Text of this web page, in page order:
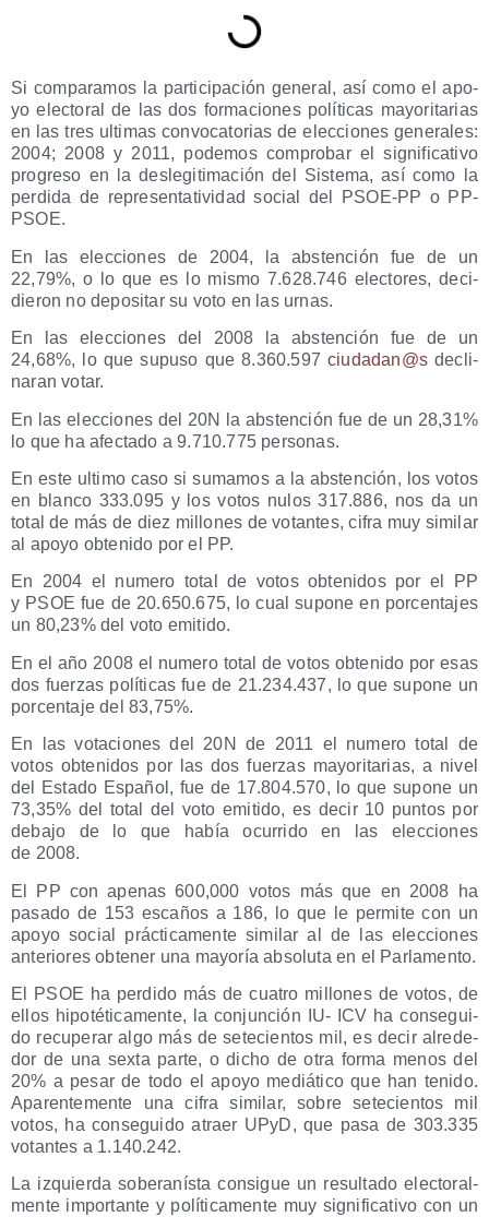
Si com­pa­ra­mos la par­ti­ci­pa­ción gene­ral, así como el apo­
yo elec­to­ral de las dos for­ma­cio­nes polí­ti­cas mayo­ri­ta­rias
en las tres ulti­mas con­vo­ca­to­rias de elec­cio­nes gene­ra­les:
2004; 2008 y 2011, pode­mos com­pro­bar el sig­ni­fi­ca­ti­vo
pro­gre­so en la des­le­gi­ti­ma­ción del Sis­te­ma, así como la
per­di­da de repre­sen­ta­ti­vi­dad social del PSOE-PP o PP-
PSOE.
En las elec­cio­nes de 2004, la abs­ten­ción fue de un
22,79%, o lo que es lo mis­mo 7.628.746 elec­to­res, deci­
die­ron no depo­si­tar su voto en las urnas.
En las elec­cio­nes del 2008 la abs­ten­ción fue de un
24,68%, lo que supu­so que 8.360.597 ciudadan@s decli­
na­ran votar.
En las elec­cio­nes del 20N la abs­ten­ción fue de un 28,31%
lo que ha afec­ta­do a 9.710.775 personas.
En este ulti­mo caso si suma­mos a la abs­ten­ción, los votos
en blan­co 333.095 y los votos nulos 317.886, nos da un
total de más de diez millo­nes de votan­tes, cifra muy simi­lar
al apo­yo obte­ni­do por el PP.
En 2004 el nume­ro total de votos obte­ni­dos por el PP
y PSOE fue de 20.650.675, lo cual supo­ne en por­cen­ta­jes
un 80,23% del voto emitido.
En el año 2008 el nume­ro total de votos obte­ni­do por esas
dos fuer­zas polí­ti­cas fue de 21.234.437, lo que supo­ne un
por­cen­ta­je del 83,75%.
En las vota­cio­nes del 20N de 2011 el nume­ro total de
votos obte­ni­dos por las dos fuer­zas mayo­ri­ta­rias, a nivel
del Esta­do Espa­ñol, fue de 17.804.570, lo que supo­ne un
73,35% del total del voto emi­ti­do, es decir 10 pun­tos por
deba­jo de lo que había ocu­rri­do en las elec­cio­nes
de 2008.
El PP con ape­nas 600,000 votos más que en 2008 ha
pasa­do de 153 esca­ños a 186, lo que le per­mi­te con un
apo­yo social prác­ti­ca­men­te simi­lar al de las elec­cio­nes
ante­rio­res obte­ner una mayo­ría abso­lu­ta en el Parlamento.
El PSOE ha per­di­do más de cua­tro millo­nes de votos, de
ellos hipo­té­ti­ca­men­te, la con­jun­ción IU- ICV ha con­se­gui­
do recu­pe­rar algo más de sete­cien­tos mil, es decir alre­de­
dor de una sex­ta par­te, o dicho de otra for­ma menos del
20% a pesar de todo el apo­yo mediá­ti­co que han teni­do.
Apa­ren­te­men­te una cifra simi­lar, sobre sete­cien­tos mil
votos, ha con­se­gui­do atraer UPyD, que pasa de 303.335
votan­tes a 1.140.242.
La izquier­da sobe­ra­nís­ta con­si­gue un resul­ta­do elec­to­ral­
men­te impor­tan­te y polí­ti­ca­men­te muy sig­ni­fi­ca­ti­vo con un